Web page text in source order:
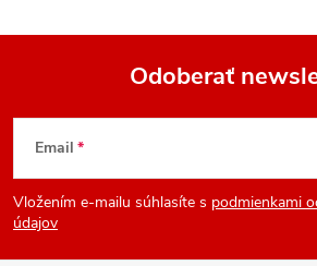
Z
á
p
Odoberať
Email
Vložením e-mailu súhlasíte s podmienkami
údajov